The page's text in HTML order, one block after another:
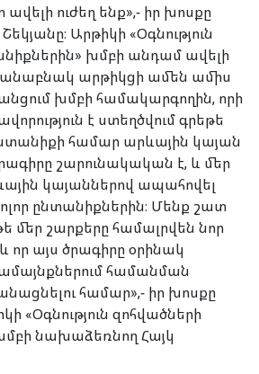
ուժեղ ենք»,- իր խոսքը
Արթիկի «Օգնություն
խմբի անդամ ավելի
արթիկցի ամեն ամիս
խմբի համակարգողին, որի
է ստեղծվում գրեթե
համար արևային կայան
շարունակական է, և մեր
կայաններով ապահովել
ընտանիքներին։ Մենք շատ
մեր շարքերը համալրվեն նոր
որ այս ծրագիրը օրինակ
համանման
համար»,- իր խոսքը
«Օգնություն զոհվածների
նախաձեռնող Հայկ